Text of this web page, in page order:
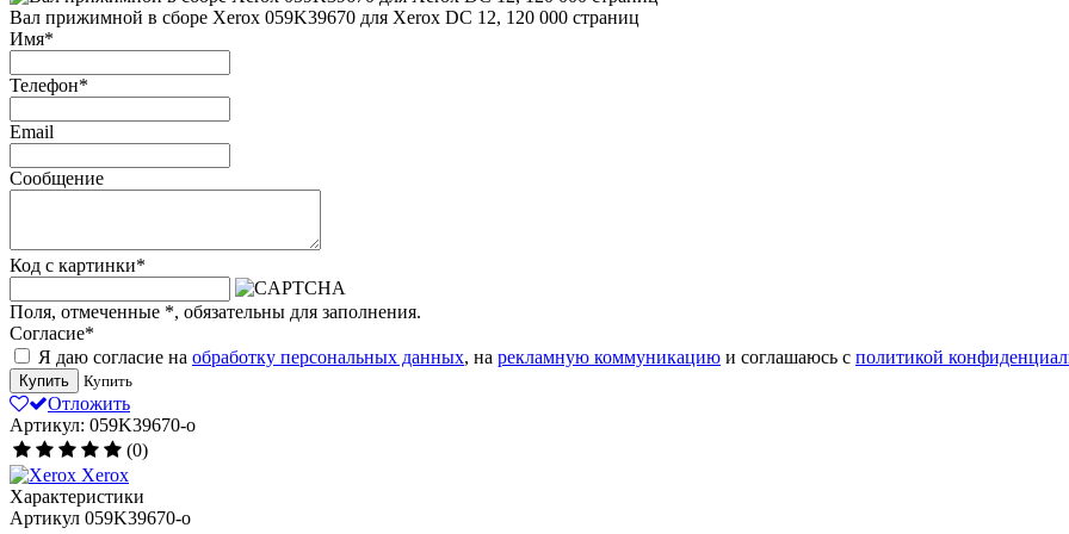
Вал прижимной в сборе Xerox 059K39670 для Xerox DC 12, 120 000 страниц
Имя*
Телефон*
Email
Сообщение
Код с картинки*
Поля, отмеченные *, обязательны для заполнения.
Согласие*
Я даю согласие на обработку персональных данных, на рекламную коммуникацию и соглашаюсь с политикой
Купить Купить
Отложить
Артикул: 059K39670-o
(0)
Xerox
Характеристики
Артикул 059K39670-o